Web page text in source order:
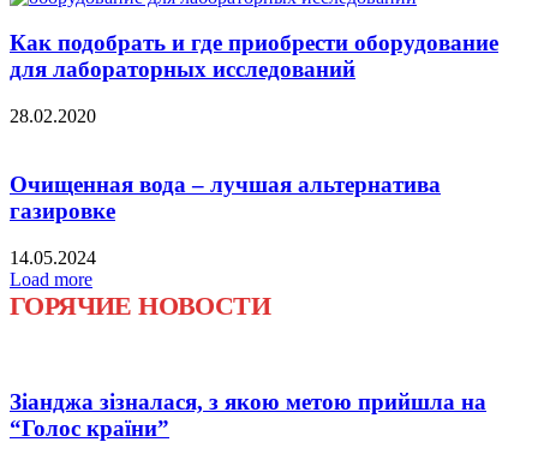
Как подобрать и где приобрести оборудование
для лабораторных исследований
28.02.2020
Очищенная вода – лучшая альтернатива
газировке
14.05.2024
Load more
ГОРЯЧИЕ НОВОСТИ
Зіанджа зізналася, з якою метою прийшла на
“Голос країни”